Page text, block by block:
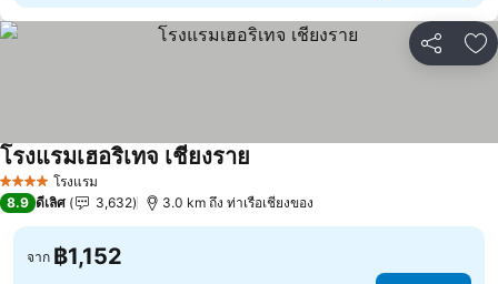
แชร์ เ
4 ดาว โรงแรม
โรงแรมเฮอริเทจ เชียงราย
8.9 ดีเลิศ 3,632 3.0 km ถึง ท่าเรือเชียงของ
จาก ฿1,152